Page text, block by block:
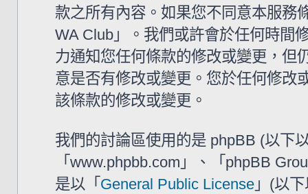
款之所有內容。如果您不同意本服務
WA Club」。我們或許會於任何時間
力通知您任何條款的修改或變更，但
意是否有修改或變更。您於任何修改
該條款的修改或變更。
我們的討論區使用的是 phpBB (以下
「www.phpbb.com」、「phpBB
是以「 General Public License 」(以